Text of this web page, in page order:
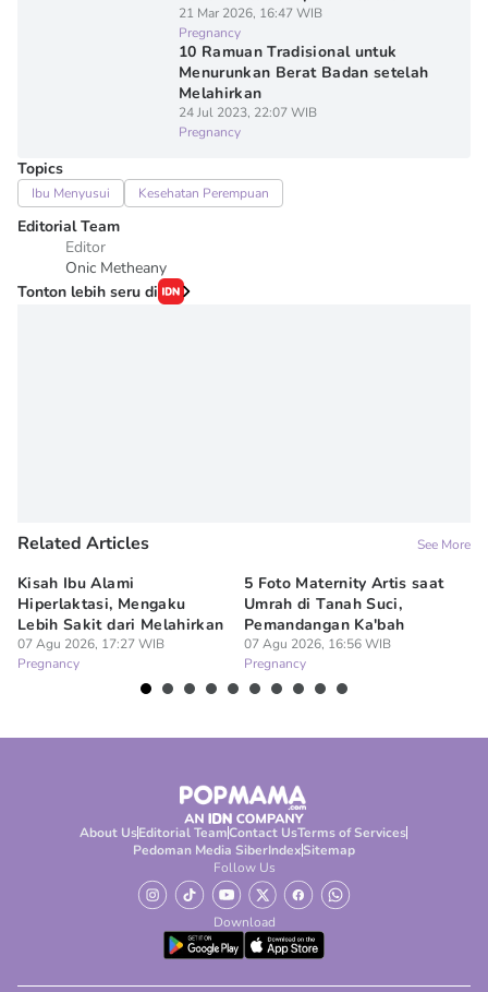
21 Mar 2026, 16:47 WIB
Pregnancy
10 Ramuan Tradisional untuk
Menurunkan Berat Badan setelah
Melahirkan
24 Jul 2023, 22:07 WIB
Pregnancy
Topics
Ibu Menyusui Kesehatan Perempuan
Editorial Team
Editor
Onic Metheany
Tonton lebih seru di
Related Articles See More
Kisah Ibu Alami
Hiperlaktasi, Mengaku
Lebih Sakit dari Melahirkan
07 Agu 2026, 17:27 WIB
Pregnancy
5 Foto Maternity Artis saat
Umrah di Tanah Suci,
Pemandangan Ka'bah
07 Agu 2026, 16:56 WIB
Pregnancy
About UsEditorial TeamContact UsTerms of Services
Pedoman Media SiberIndexSitemap
Follow Us
Download